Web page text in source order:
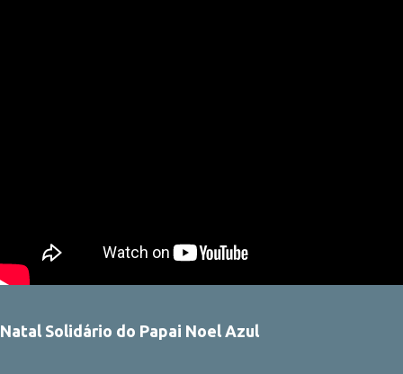
Natal Solidário do Papai Noel Azul